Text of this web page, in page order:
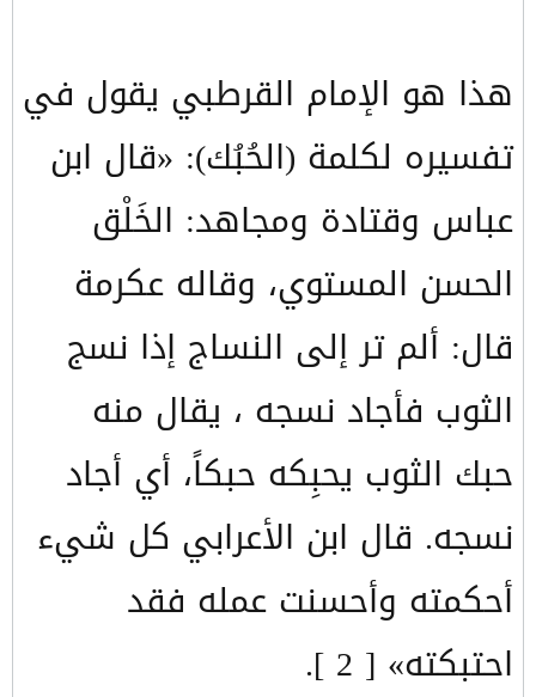
هذا هو الإمام القرطبي يقول في
تفسيره لكلمة (الحُبُك): «قال ابن
عباس وقتادة ومجاهد: الخَلْق
الحسن المستوي، وقاله عكرمة
قال: ألم تر إلى النساج إذا نسج
الثوب فأجاد نسجه ، يقال منه
حبك الثوب يحبِكه حبكاً، أي أجاد
نسجه. قال ابن الأعرابي كل شيء
أحكمته وأحسنت عمله فقد
احتبكته» [ 2 ].